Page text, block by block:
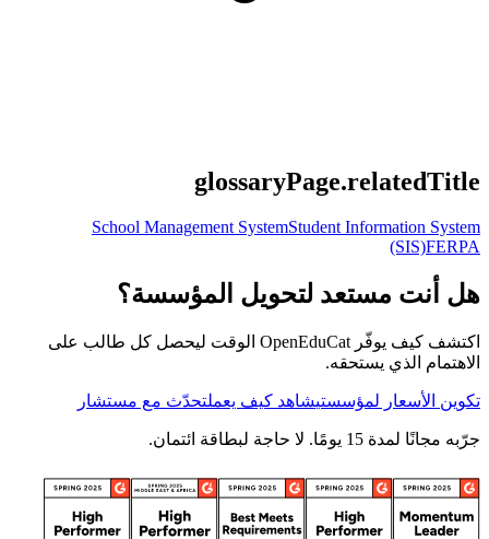
glossaryPage.relatedTitle
School Management SystemStudent Information System
(SIS)FERPA
هل أنت مستعد لتحويل المؤسسة؟
اكتشف كيف يوفّر OpenEduCat الوقت ليحصل كل طالب على
الاهتمام الذي يستحقه.
تكوين الأسعار لمؤسستيشاهد كيف يعملتحدّث مع مستشار
جرّبه مجانًا لمدة 15 يومًا. لا حاجة لبطاقة ائتمان.